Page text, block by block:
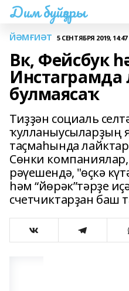
Дим буйҙары
ЙӘМҒИӘТ 5 СЕНТЯБРЯ 2019, 14:47
Вк, Фейсбук
Инстаграмда
булмаясаҡ
Тиҙҙән социаль
ҡулланыусыларҙың
таҫмаһында
Сөнки
рәүешендә, "өҫкә
һәм “йөрәк”тәрҙе
счетчиктарҙан баш